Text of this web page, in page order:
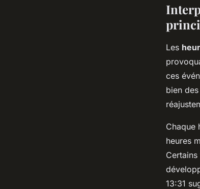
Les
ces
bien
Chaque
heures
13:31